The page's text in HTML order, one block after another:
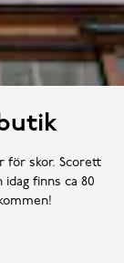
för skor. Scorett
finns ca 80